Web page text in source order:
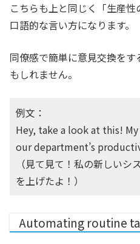
こちらも上と同じく「生産
口語的な言い方になります。
同僚感で簡単に意見交換を
もしれません。
例文：
Hey, take a look at this!
our department’s
（見て見て！私の新しい
を上げたよ！）
Automating routine